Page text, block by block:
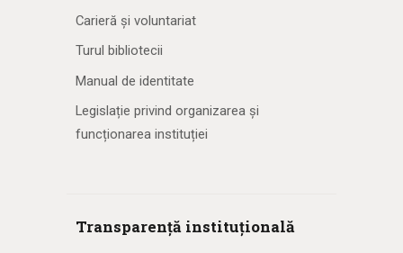
Carieră și voluntariat
Turul bibliotecii
Manual de identitate
Legislație privind organizarea și
funcționarea instituției
Transparență instituțională